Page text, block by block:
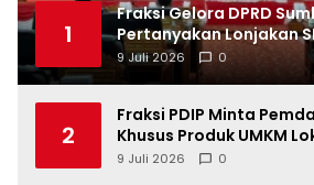
1
Fraksi Gelora DPRD
Pertanyakan Lonjakan
9 Juli 2026 0
2
Fraksi PDIP Minta
Khusus Produk UMKM
9 Juli 2026 0